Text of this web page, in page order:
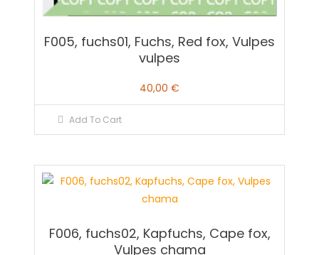
F005, fuchs01, Fuchs, Red fox, Vulpes
vulpes
40,00 €
Add To Cart
F006, fuchs02, Kapfuchs, Cape fox,
Vulpes chama